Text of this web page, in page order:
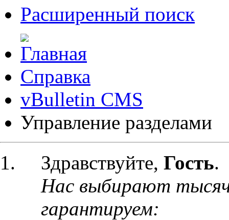
Расширенный поиск
Справка
vBulletin CMS
Управление разделами
Здравствуйте, Гость.
Нас выбирают
гарантируем: